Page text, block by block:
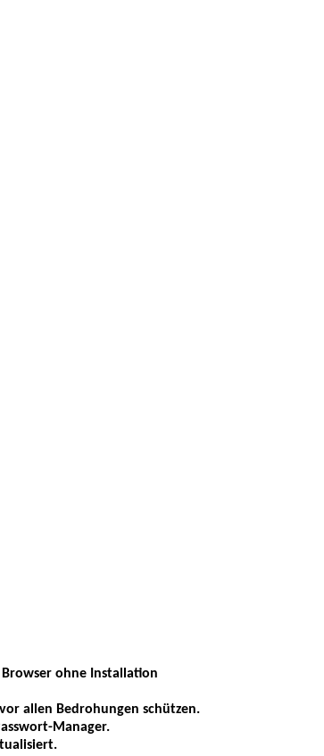
ohne Installation
allen Bedrohungen schützen.
Manager.